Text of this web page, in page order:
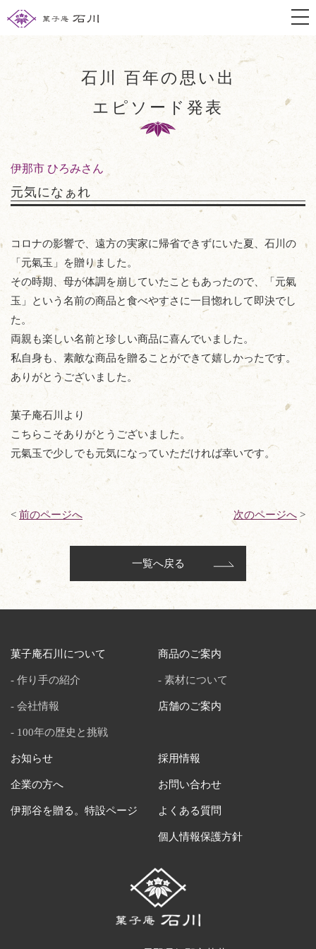
石川 百年の思い出
エピソード発表
伊那市 ひろみさん
元気になぁれ
コロナの影響で、遠方の実家に帰省できずにいた夏、石川の
「元氣玉」を贈りました。
その時期、母が体調を崩していたこともあったので、「元氣
玉」という名前の商品と食べやすさに一目惚れして即決でし
た。
両親も楽しい名前と珍しい商品に喜んでいました。
私自身も、素敵な商品を贈ることができて嬉しかったです。
ありがとうございました。
菓子庵石川より
こちらこそありがとうございました。
元氣玉で少しでも元気になっていただければ幸いです。
< 前のページへ 次のページへ >
一覧へ戻る
菓子庵石川について
作り手の紹介
会社情報
100年の歴史と挑戦
商品のご案内
素材について
店舗のご案内
お知らせ
企業の方へ
伊那谷を贈る。特設ページ
採用情報
お問い合わせ
よくある質問
個人情報保護方針